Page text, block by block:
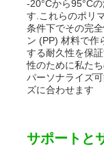
-20°Cから95°C
す.これらのポリ
条件下でその完
ン (PP) 材料で作
する耐久性を保
性のために私た
パーソナライズ
ズに合わせます
サポートと